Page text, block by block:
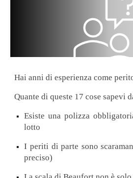
Hai anni di esperienza come
Quante di queste 17 cose sapevi
Esiste una polizza
lotto
I periti di parte sono
preciso)